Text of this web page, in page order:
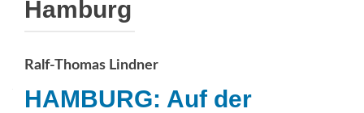
Hamburg
Ralf-Thomas Lindner
HAMBURG: Auf der